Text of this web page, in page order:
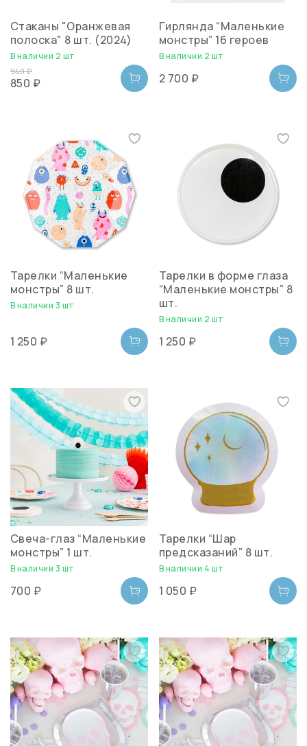
Стаканы "Оранжевая
полоска" 8 шт. (2024)
В наличии 2 шт
940 ₽
850 ₽
Гирлянда “Маленькие
монстры” 16 героев
В наличии 2 шт
2 700 ₽
Тарелки “Маленькие
монстры” 8 шт.
В наличии 3 шт
1 250 ₽
Тарелки в форме глаза
“Маленькие монстры” 8
шт.
В наличии 2 шт
1 250 ₽
Свеча-глаз “Маленькие
монстры” 1 шт.
В наличии 3 шт
700 ₽
Тарелки “Шар
предсказаний” 8 шт.
В наличии 4 шт
1 050 ₽